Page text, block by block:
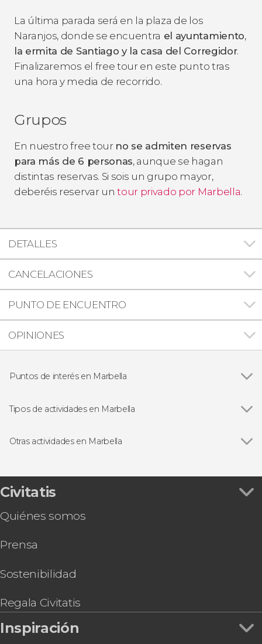
La última parada será en la plaza de los
Naranjos, donde se encuentra el ayuntamiento,
la ermita de Santiago y la casa del Corregidor.
Finalizaremos el free tour en este punto tras
una hora y media de recorrido.
Grupos
En nuestro free tour no se admiten reservas
para más de 6 personas, aunque se hagan
distintas reservas. Si sois un grupo mayor,
deberéis reservar untour privado por Marbella.
DETALLES
CANCELACIONES
PUNTO DE ENCUENTRO
OPINIONES
Puntos de interés en Marbella
Tipos de actividades en Marbella
Excursiones de un día
Otras actividades en Marbella
delfines
Tour en quad por Marbella
Paseo en velero por Puerto Banús
Tour en kayak por Marbella
Avistamiento de delfines en la costa de Marbella
Paddle surf en Marbella
Civitatis
Quiénes somos
Prensa
Sostenibilidad
Regala Civitatis
Inspiración